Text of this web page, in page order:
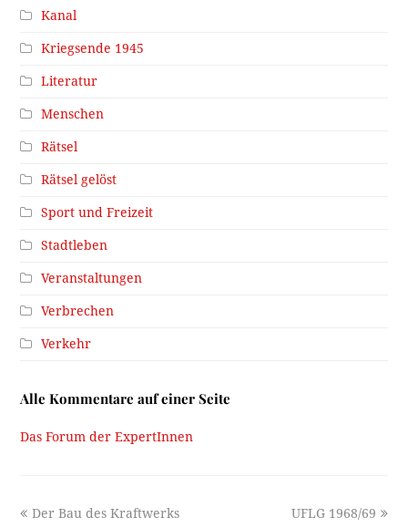
Kanal
Kriegsende 1945
Literatur
Menschen
Rätsel
Rätsel gelöst
Sport und Freizeit
Stadtleben
Veranstaltungen
Verbrechen
Verkehr
Alle Kommentare auf einer Seite
Das Forum der ExpertInnen
previous
Der Bau des Kraftwerks
next
UFLG 1968/69